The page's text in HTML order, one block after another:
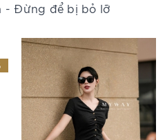
- Đừng để bị bỏ lỡ
- 30%